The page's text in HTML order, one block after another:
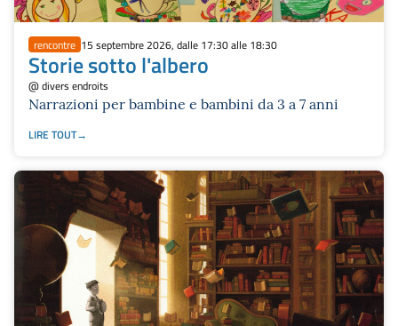
rencontre 15 septembre 2026, dalle 17:30 alle 18:30
Storie sotto l'albero
@ divers endroits
Narrazioni per bambine e bambini da 3 a 7 anni
LIRE TOUT